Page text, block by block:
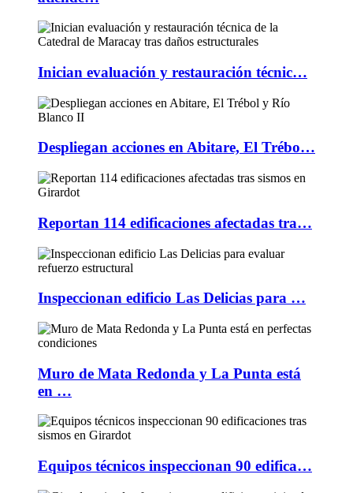
Inician evaluación y restauración técnic…
Despliegan acciones en Abitare, El Trébo…
Reportan 114 edificaciones afectadas tra…
Inspeccionan edificio Las Delicias para …
Muro de Mata Redonda y La Punta está
en …
Equipos técnicos inspeccionan 90 edifica…